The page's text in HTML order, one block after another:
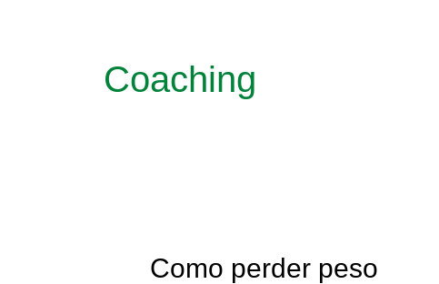
Coaching
Como perder peso
peso